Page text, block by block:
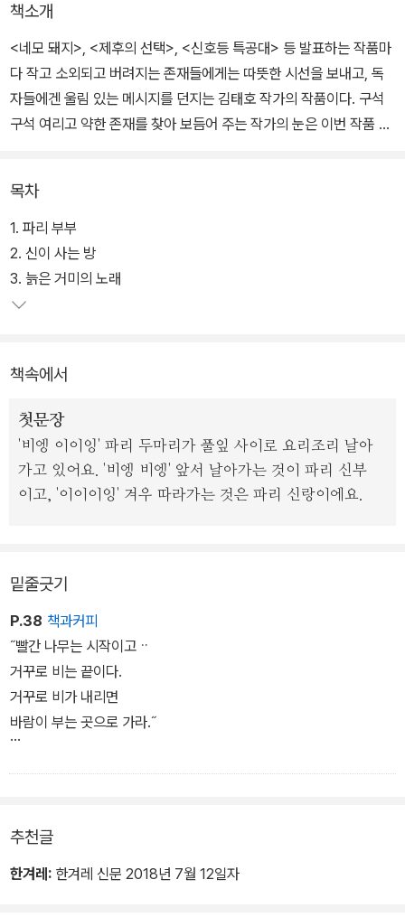
책소개
<네모 돼지>, <제후의 선택>, <신호등 특공대> 등 발표하는 작품마
다 작고 소외되고 버려지는 존재들에게는 따뜻한 시선을 보내고, 독
자들에겐 울림 있는 메시지를 던지는 김태호 작가의 작품이다. 구석
구석 여리고 약한 존재를 찾아 보듬어 주는 작가의 눈은 이번 작품 <
들의 목소리를 들어 보라고 말을 걸어온다.
씩씩한 파리 신부와 겁 많은 파리 신랑, 이 부부와 함께 갖가지 기쁨과
고난을 함께하는 천장마을 파리 식구들은 매우 낙천적이다. 하루에도
몇 번씩 죽음의 위기가 찾아오지만 지혜롭게 넘기고 나면 또다시 힘
재와 미래를 소중하게 생각한다. 자신들을 둘러싼 변화무쌍한 환경
속에서 나름의 지혜와 재치와 협동심으로 위기를 극복해 나가는 파리
들의 모습은 넉넉한 웃음과 함께 감동을 전해 주기에 충분하다.
목차
1. 파리 부부
2. 신이 사는 방
3. 늙은 거미의 노래
책속에서
첫문장
'비엥 이이잉' 파리 두마리가 풀잎 사이로 요리조리 날아
가고 있어요. '비엥 비엥' 앞서 날아가는 것이 파리 신부
이고, '이이이잉' 겨우 따라가는 것은 파리 신랑이에요.
밑줄긋기
P.38 책과커피
˝빨간 나무는 시작이고ᆢ
거꾸로 비는 끝이다.
거꾸로 비가 내리면
바람이 부는 곳으로 가라.˝
거미가 부르는 예언적 노래가 매우 흥미롭고 재미있었다.^^
그런데...
그점이 바로 인간의 가장 큰 약점중 하나다.ㅜㅜ
추천글
한겨레: 한겨레 신문 2018년 7월 12일자